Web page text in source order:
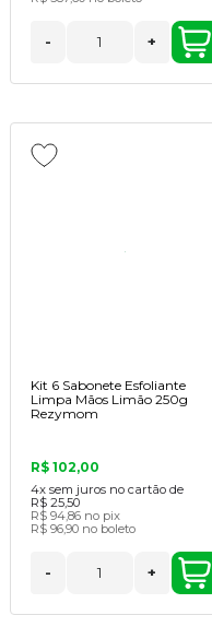
- +
Kit 6 Sabonete Esfoliante
Limpa Mãos Limão 250g
Rezymom
R$ 102,00
4x sem juros no cartão de
R$ 25,50
R$ 94,86 no pix
R$ 96,90 no boleto
- +